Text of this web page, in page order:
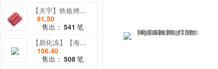
【夫宇】铁板烤肠 大夫宇100g/根 12kg
91.50
售出： 541 笔
【易化冻】【海洋】迷你串/牙签肉 900g*10包 9kg(...
106.40
售出： 508笔